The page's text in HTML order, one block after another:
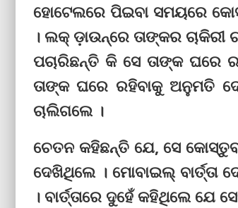
ହୋଟେଲରେ ପିଇବା ସମୟରେ
। ଲକ୍‌ ଡ଼ାଉନ୍‌ରେ ତା‌ଙ୍କର ଚାକିରୀ
ପଚାରିଛନ୍ତି କି ସେ ତାଙ୍କ ଘରେ
ତାଙ୍କ ଘରେ ରହିବାକୁ ଅନୁମତି
ଚାଲିଗଲେ ।
ଚେତନ କହିଛନ୍ତି ଯେ, ସେ
ଦେଖିଥିଲେ । ମୋବାଇଲ୍
। ବାର୍ତ୍ତାରେ ଦୁହେଁ କହିଥିଲେ ଯେ